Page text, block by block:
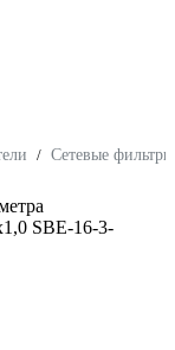
/ Сетевые фильтры